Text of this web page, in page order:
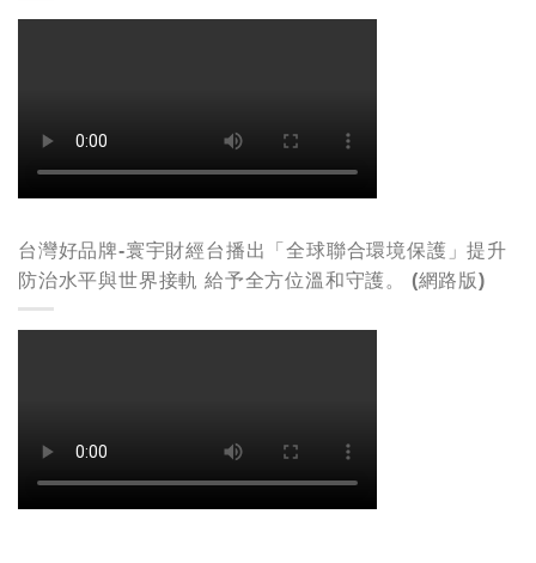
台灣好品牌-寰宇財經台播出「全球聯合環境保護」提升
防治水平與世界接軌 給予全方位溫和守護。 (網路版)